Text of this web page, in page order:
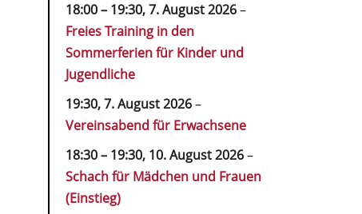
18:00– 19:30,7. August 2026–
Freies Training in den
Sommerferien für Kinder und
Jugendliche
19:30,7. August 2026–
Vereinsabend für Erwachsene
18:30– 19:30, 10. August 2026–
Schach für Mädchen und Frauen
(Einstieg)